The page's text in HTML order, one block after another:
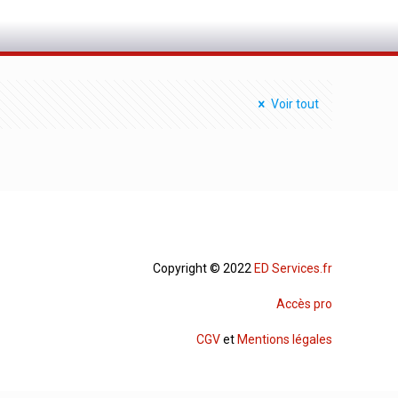
Voir tout
Copyright © 2022 ED Services.fr
Accès pro
CGVet Mentions légales